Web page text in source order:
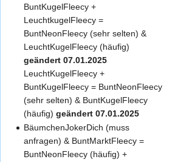
BuntKugelFleecy +
LeuchtkugelFleecy =
BuntNeonFleecy (sehr selten) &
LeuchtKugelFleecy (häufig)
geändert 07.01.2025
LeuchtKugelFleecy +
BuntKugelFleecy = BuntNeonFleecy
(sehr selten) & BuntKugelFleecy
(häufig)geändert 07.01.2025
BäumchenJokerDich (muss
anfragen) & BuntMarktFleecy =
BuntNeonFleecy (häufig) +